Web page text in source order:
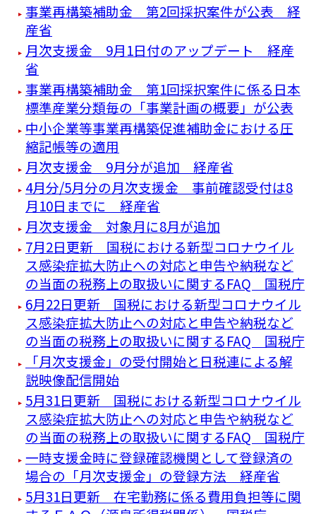
事業再構築補助金 第2回採択案件が公表 経
産省
月次支援金 9月1日付のアップデート 経産
省
事業再構築補助金 第1回採択案件に係る日本
標準産業分類毎の「事業計画の概要」が公表
中小企業等事業再構築促進補助金における圧
縮記帳等の適用
月次支援金 9月分が追加 経産省
4月分/5月分の月次支援金 事前確認受付は8
月10日までに 経産省
月次支援金 対象月に8月が追加
7月2日更新 国税における新型コロナウイル
ス感染症拡大防止への対応と申告や納税など
の当面の税務上の取扱いに関するFAQ 国税庁
6月22日更新 国税における新型コロナウイル
ス感染症拡大防止への対応と申告や納税など
の当面の税務上の取扱いに関するFAQ 国税庁
「月次支援金」の受付開始と日税連による解
説映像配信開始
5月31日更新 国税における新型コロナウイル
ス感染症拡大防止への対応と申告や納税など
の当面の税務上の取扱いに関するFAQ 国税庁
一時支援金時に登録確認機関として登録済の
場合の「月次支援金」の登録方法 経産省
5月31日更新 在宅勤務に係る費用負担等に関